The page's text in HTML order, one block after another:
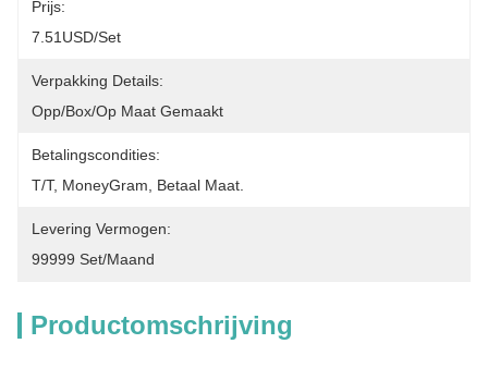
Prijs:
7.51USD/set
Verpakking Details:
Opp/Box/op Maat Gemaakt
Betalingscondities:
T/T, MoneyGram, Betaal Maat.
Levering Vermogen:
99999 Set/maand
Productomschrijving